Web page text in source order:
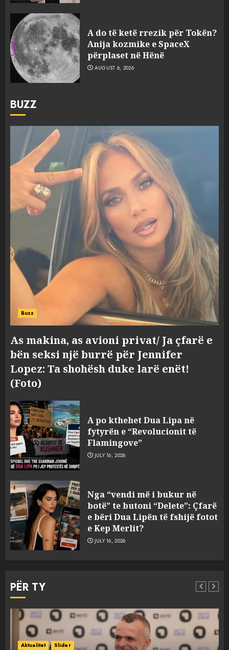
A do të ketë rrezik për Tokën?
Anija kozmike e SpaceX
përplaset në Hënë
AUGUST 6, 2026
BUZZ
Buzz
As makina, as avioni privat/ Ja çfarë e
bën seksi një burrë për Jennifer
Lopez: Ta shohësh duke larë enët!
(Foto)
A po kthehet Dua Lipa në
fytyrën e “Revolucionit të
Flamingove”
JULY 16, 2026
Nga “vendi më i bukur në
botë” te butoni “Delete”: Çfarë
e bëri Dua Lipën të fshijë fotot
e Kep Merlit?
JULY 16, 2026
PËR TY
3
pas fundosjes anija e rrallë
gjermane e Luftës së Dytë
Botërore
AUGUST 6, 2026
4
ekstradimin e Ermal Beqirit
AUGUST 6, 2026